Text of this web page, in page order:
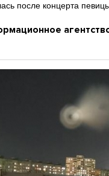
после концерта